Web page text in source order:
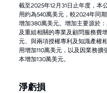
截至2025年12月31日止年度，本
用約為540萬美元，較2024年同
增加380萬美元。增加主要源於
及重組相關的專業及顧問服務費
元、與兩項授權專利及知識產權
用增加110萬美元，以及因業務擴
本增加130萬美元。
淨虧損